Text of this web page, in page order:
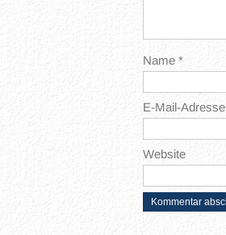
Name *
E-Mail-Adresse
Website